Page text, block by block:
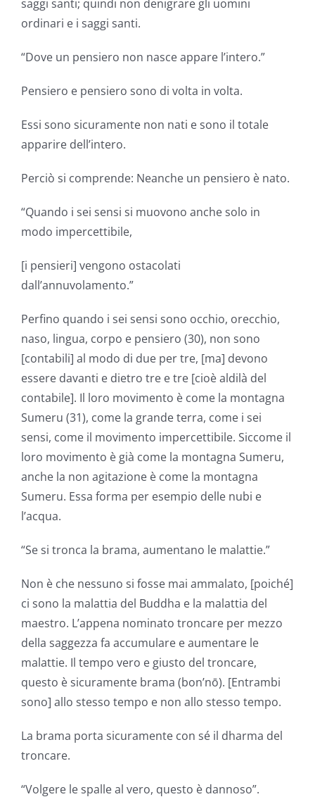
saggi santi; quindi non denigrare gli uomini
ordinari e i saggi santi.
“Dove un pensiero non nasce appare l’intero.”
Pensiero e pensiero sono di volta in volta.
Essi sono sicuramente non nati e sono il totale
apparire dell’intero.
Perciò si comprende: Neanche un pensiero è nato.
“Quando i sei sensi si muovono anche solo in
modo impercettibile,
[i pensieri] vengono ostacolati
dall’annuvolamento.”
Perfino quando i sei sensi sono occhio, orecchio,
naso, lingua, corpo e pensiero (30), non sono
[contabili] al modo di due per tre, [ma] devono
essere davanti e dietro tre e tre [cioè aldilà del
contabile]. Il loro movimento è come la montagna
Sumeru (31), come la grande terra, come i sei
sensi, come il movimento impercettibile. Siccome il
loro movimento è già come la montagna Sumeru,
anche la non agitazione è come la montagna
Sumeru. Essa forma per esempio delle nubi e
l’acqua.
“Se si tronca la brama, aumentano le malattie.”
Non è che nessuno si fosse mai ammalato, [poiché]
ci sono la malattia del Buddha e la malattia del
maestro. L’appena nominato troncare per mezzo
della saggezza fa accumulare e aumentare le
malattie. Il tempo vero e giusto del troncare,
questo è sicuramente brama (bon’nō). [Entrambi
sono] allo stesso tempo e non allo stesso tempo.
La brama porta sicuramente con sé il dharma del
troncare.
“Volgere le spalle al vero, questo è dannoso”.